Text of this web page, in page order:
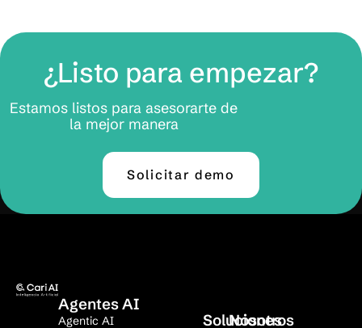
¿Listo para empezar?
Estamos listos para asesorarte de
la mejor manera
Solicitar demo
Agentes AI
Agentic AI
Soluciones
Nosotros